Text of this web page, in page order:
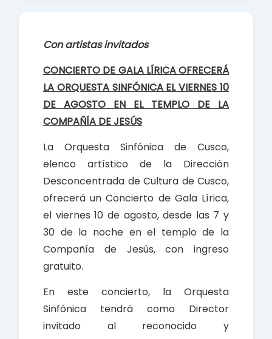
o
k
p
p
Con artistas invitados
CONCIERTO DE GALA LÍRICA OFRECERÁ
LA ORQUESTA SINFÓNICA EL VIERNES 10
DE AGOSTO EN EL TEMPLO DE LA
COMPAÑÍA DE JESÚS
La Orquesta Sinfónica de Cusco,
elenco artístico de la Dirección
Desconcentrada de Cultura de Cusco,
ofrecerá un Concierto de Gala Lírica,
el viernes 10 de agosto, desde las 7 y
30 de la noche en el templo de la
Compañía de Jesús, con ingreso
gratuito.
En este concierto, la Orquesta
Sinfónica tendrá como Director
invitado al reconocido y